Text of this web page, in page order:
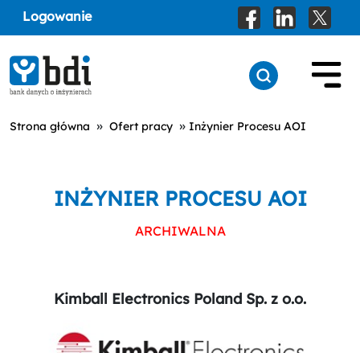
Logowanie
Strona główna » Ofert pracy » Inżynier Procesu AOI
INŻYNIER PROCESU AOI
ARCHIWALNA
Kimball Electronics Poland Sp. z o.o.